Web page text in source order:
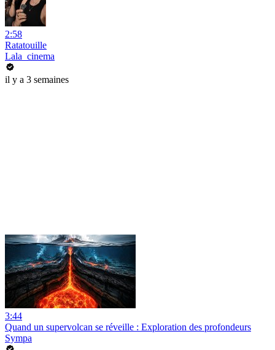
2:58
Ratatouille
Lala_cinema
il y a 3 semaines
3:44
Quand un supervolcan se réveille : Exploration des profondeurs
Sympa